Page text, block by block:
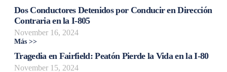
Dos Conductores Detenidos por Conducir en Dirección
Contraria en la I-805
November 16, 2024
Más >>
Tragedia en Fairfield: Peatón Pierde la Vida en la I-80
November 15, 2024